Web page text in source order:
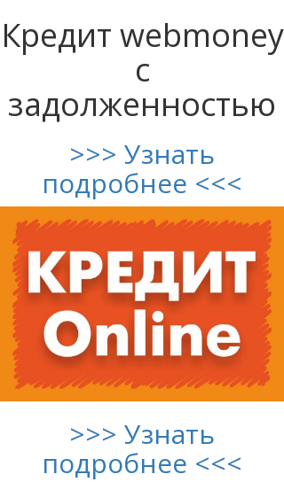
Кредит webmoney
с
задолженностью
>>> Узнать
подробнее <<<
>>> Узнать
подробнее <<<